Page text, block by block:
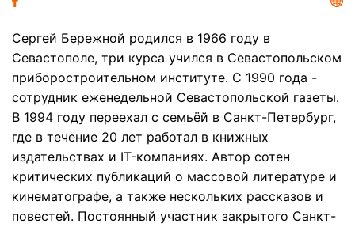
Сергей Бережной родился в 1966 году в
Севастополе, три курса учился в Севастопольском
приборостроительном институте. С 1990 года -
сотрудник еженедельной Севастопольской газеты.
В 1994 году переехал с семьёй в Санкт-Петербург,
где в течение 20 лет работал в книжных
издательствах и IT-компаниях. Автор сотен
критических публикаций о массовой литературе и
кинематографе, а также нескольких рассказов и
повестей. Постоянный участник закрытого Санкт-